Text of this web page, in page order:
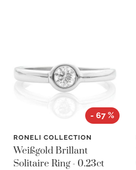
- 67 %
RONELI COLLECTION
Weißgold Brillant
Solitaire Ring - 0.23ct